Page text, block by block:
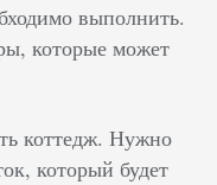
выполнить.
которые может
коттедж. Нужно
который будет